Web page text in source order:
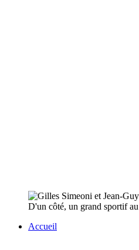
D'un côté, un grand sportif
Accueil